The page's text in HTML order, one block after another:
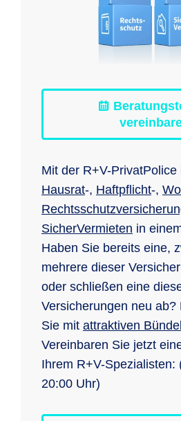
Mit der R+V-PrivatPolice
Hausrat-, Haftpflicht-,
SicherVermieten in
Haben Sie bereits eine,
mehrere dieser
oder schließen eine
Versicherungen neu ab?
Sie mit attraktiven
Vereinbaren Sie jetzt
Ihrem R+V-Spezialisten:
20:00 Uhr)